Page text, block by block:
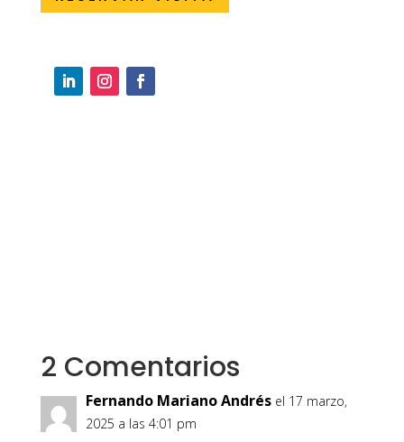
2 Comentarios
Fernando Mariano Andrés el 17 marzo,
2025 a las 4:01 pm